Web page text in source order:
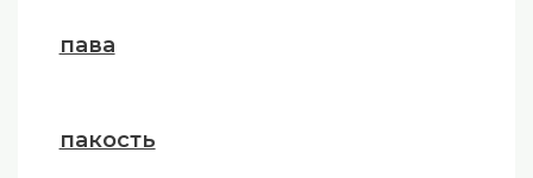
пава
пакость